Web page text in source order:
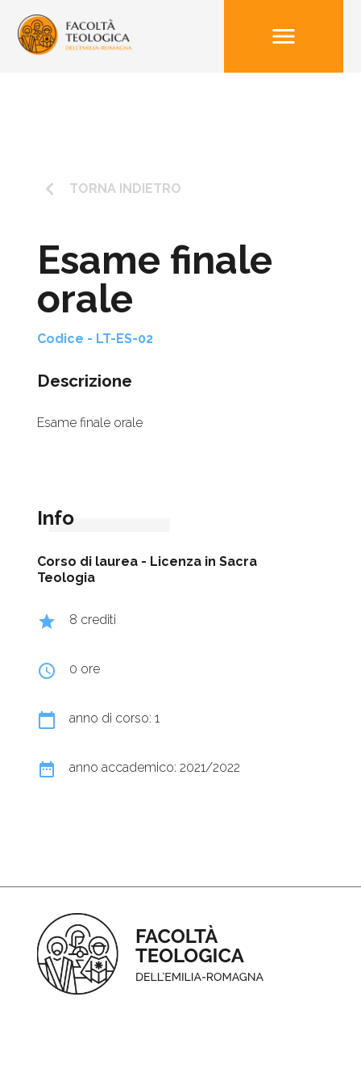
menu
keyboard_arrow_left TORNA INDIETRO
Esame finale
orale
Codice - LT-ES-02
Descrizione
Esame finale orale
Info
Corso di laurea - Licenza in Sacra
Teologia
grade 8 crediti
query_builder 0 ore
calendar_today anno di corso: 1
date_range anno accademico: 2021/2022